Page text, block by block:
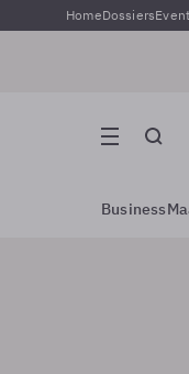
HomeDossiers
Business